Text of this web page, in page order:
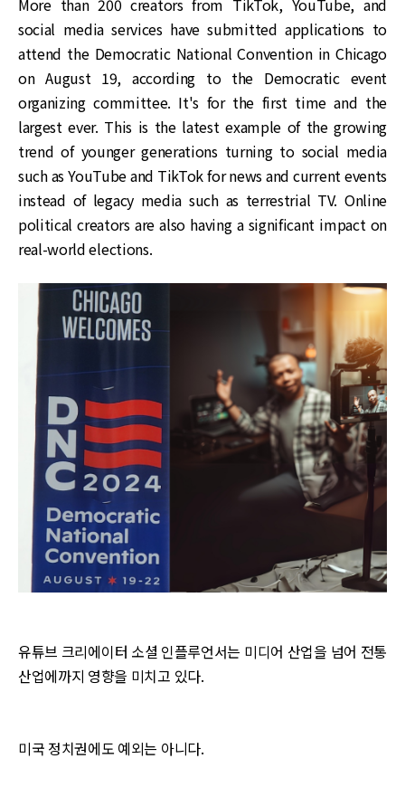
More than 200 creators from TikTok, YouTube, and
social media services have submitted applications to
attend the Democratic National Convention in Chicago
on August 19, according to the Democratic event
organizing committee. It's for the first time and the
largest ever. This is the latest example of the growing
trend of younger generations turning to social media
such as YouTube and TikTok for news and current events
instead of legacy media such as terrestrial TV. Online
political creators are also having a significant impact on
real-world elections.
유튜브 크리에이터 소셜 인플루언서는 미디어 산업을 넘어 전통
산업에까지 영향을 미치고 있다.
미국 정치권에도 예외는 아니다.